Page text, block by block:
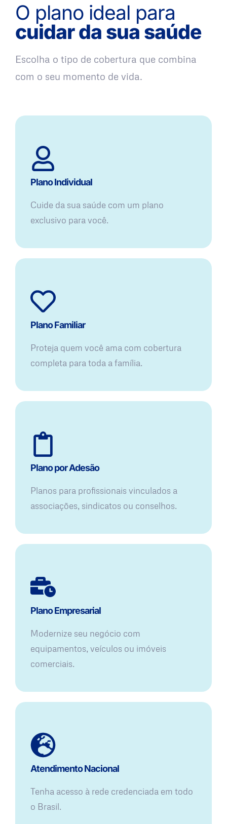
O plano ideal para
cuidar da sua saúde
Escolha o tipo de cobertura que combina
com o seu momento de vida.
Plano Individual
Cuide da sua saúde com um plano
exclusivo para você.
Plano Familiar
Proteja quem você ama com cobertura
completa para toda a família.
Plano por Adesão
Planos para profissionais vinculados a
associações, sindicatos ou conselhos.
Plano Empresarial
Modernize seu negócio com
equipamentos, veículos ou imóveis
comerciais.
Atendimento Nacional
Tenha acesso à rede credenciada em todo
o Brasil.